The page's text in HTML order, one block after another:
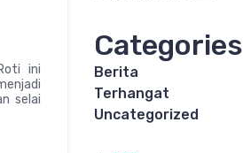
ini
selai
Categories
Berita
Terhangat
Uncategorized